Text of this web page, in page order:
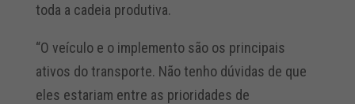
toda a cadeia produtiva.
“O veículo e o implemento são os principais
ativos do transporte. Não tenho dúvidas de que
eles estariam entre as prioridades de